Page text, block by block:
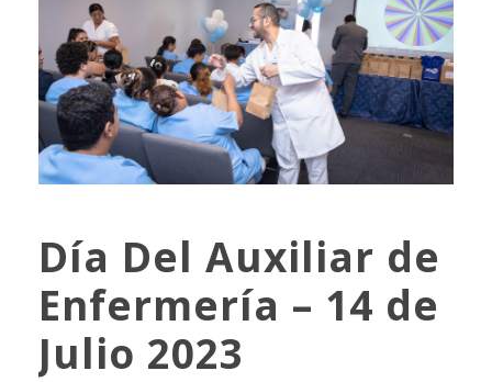
Día Del Auxiliar de
Enfermería – 14 de
Julio 2023